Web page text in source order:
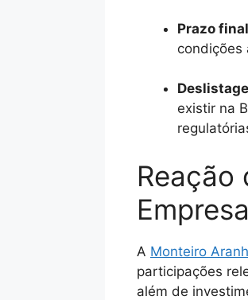
Prazo
condições
existir na
Reação
Empresa
A Monteiro
participações
além de